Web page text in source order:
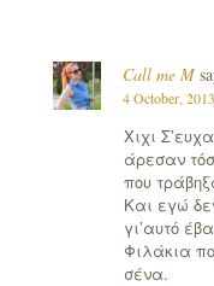
Call me M
4 October,
Χιχι
άρεσαν
που
Και εγώ
γι’αυτό
Φιλάκια
σένα.